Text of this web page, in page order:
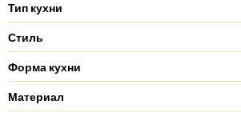
Тип кухни
Стиль
Форма кухни
Материал